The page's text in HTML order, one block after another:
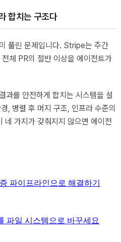
합치는 구조다
풀린 문제입니다. Stripe는 주간
체 PR의 절반 이상을 에이전트가
과를 안전하게 합치는 시스템을 설
, 병렬 후 머지 구조, 인프라 수준의
네 가지가 갖춰지지 않으면 에이전
파이프라인으로 해결하기
파일 시스템으로 바꾸세요